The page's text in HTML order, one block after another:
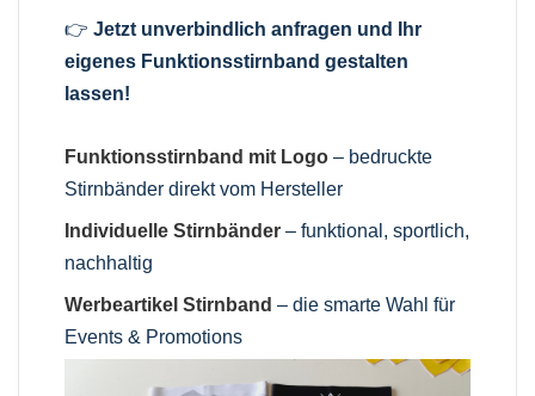
👉Jetzt unverbindlich anfragen und Ihr
eigenes Funktionsstirnband gestalten
lassen!
Funktionsstirnband mit Logo – bedruckte
Stirnbänder direkt vom Hersteller
Individuelle Stirnbänder – funktional, sportlich,
nachhaltig
Werbeartikel Stirnband – die smarte Wahl für
Events & Promotions